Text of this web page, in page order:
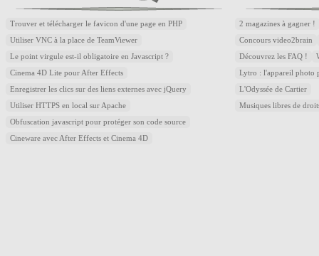
Trouver et télécharger le favicon d'une page en PHP
Utiliser VNC à la place de TeamViewer
Le point virgule est-il obligatoire en Javascript ?
Cinema 4D Lite pour After Effects
Enregistrer les clics sur des liens externes avec jQuery
Utiliser HTTPS en local sur Apache
Obfuscation javascript pour protéger son code source
Cineware avec After Effects et Cinema 4D
2 magazines à gagner !
Concours video2brain
Découvrez les FAQ !
Lytro : l'appareil photo
L'Odyssée de Cartier
Musiques libres de